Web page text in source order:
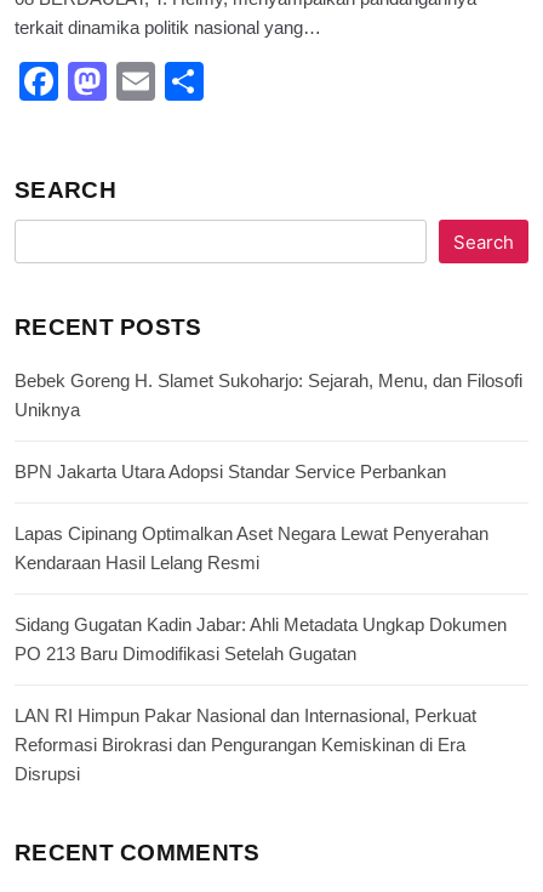
terkait dinamika politik nasional yang…
Facebook
Mastodon
Email
SEARCH
Search
RECENT POSTS
Bebek Goreng H. Slamet Sukoharjo: Sejarah, Menu, dan Filosofi
Uniknya
BPN Jakarta Utara Adopsi Standar Service Perbankan
Lapas Cipinang Optimalkan Aset Negara Lewat Penyerahan
Kendaraan Hasil Lelang Resmi
Sidang Gugatan Kadin Jabar: Ahli Metadata Ungkap Dokumen
PO 213 Baru Dimodifikasi Setelah Gugatan
LAN RI Himpun Pakar Nasional dan Internasional, Perkuat
Reformasi Birokrasi dan Pengurangan Kemiskinan di Era
Disrupsi
RECENT COMMENTS